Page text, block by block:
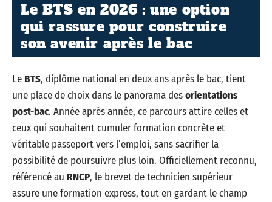
Le BTS en 2026 : une option
qui rassure pour construire
son avenir après le bac
Le BTS, diplôme national en deux ans après le bac, tient
une place de choix dans le panorama desorientations
post-bac. Année après année, ce parcours attire celles et
ceux qui souhaitent cumuler formation concrète et
véritable passeport vers l’emploi, sans sacrifier la
possibilité de poursuivre plus loin. Officiellement reconnu,
référencé au RNCP, le brevet de technicien supérieur
assure une formation express, tout en gardant le champ